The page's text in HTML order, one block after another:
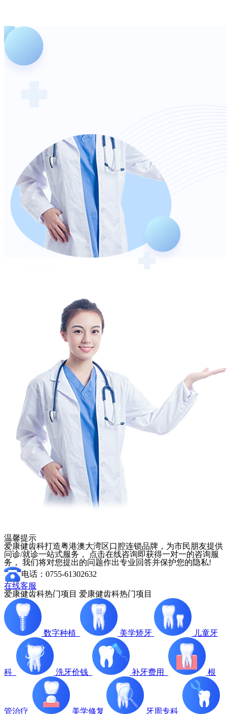
温馨提示
爱康健齿科打造粤港澳大湾区口腔连锁品牌，为市民朋友提供
问诊/就诊一站式服务， 点击在线咨询即获得一对一的咨询服
务， 我们将对您提出的问题作出专业回答并保护您的隐私!
电话：0755-61302632
在线客服
爱康健齿科热门项目 爱康健齿科热门项目
数字种植 美学矫牙 儿童牙
科 洗牙价钱 补牙费用 根
管治疗 美学修复 牙周专科